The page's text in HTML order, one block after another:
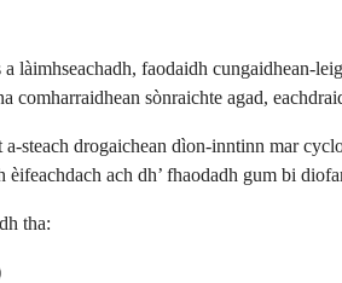
làimhseachadh, faodaidh cungaidhean-
sònraichte agad,
steach drogaichean dìon-inntinn mar
ach dh’ fhaodadh gum bi
tha: